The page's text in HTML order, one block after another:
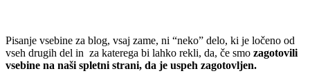
Pisanje vsebine za blog, vsaj zame, ni “neko” delo, ki je ločeno od
vseh drugih del in za katerega bi lahko rekli, da, če smo zagotovili
vsebine na naši spletni strani, da je uspeh zagotovljen.